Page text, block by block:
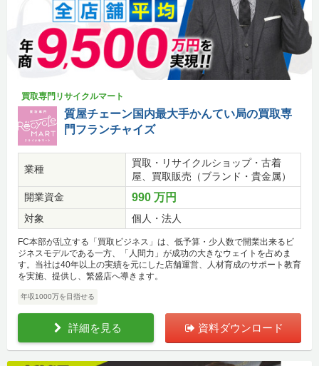
買取専門リサイクルマート
質屋チェーン国内最大手かんてい局の買取専
門フランチャイズ
業種
買取・リサイクルショップ・古着
屋、買取販売（ブランド・貴金属）
開業資金
990 万円
対象 個人・法人
FC本部が乱立する「買取ビジネス」は、低予算・少人数で開業出来るビ
ジネスモデルである一方、「人間力」が成功の大きなウェイトを占めま
す。当社は40年以上の実績を元にした店舗運営、人材育成のサポート教育
を実施、提供し、繁盛店へ導きます。
年収1000万を目指せる
詳細を見る 資料ダウンロード